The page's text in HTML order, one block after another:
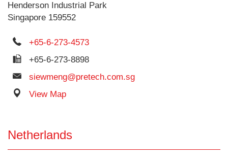
Henderson Industrial Park
Singapore 159552
+65-6-273-4573
+65-6-273-8898
siewmeng@pretech.com.sg
View Map
Netherlands